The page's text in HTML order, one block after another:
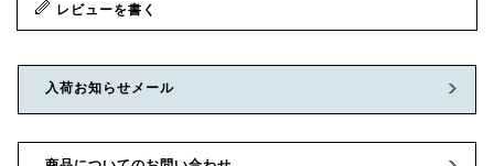
レビューを書く
入荷お知らせメール